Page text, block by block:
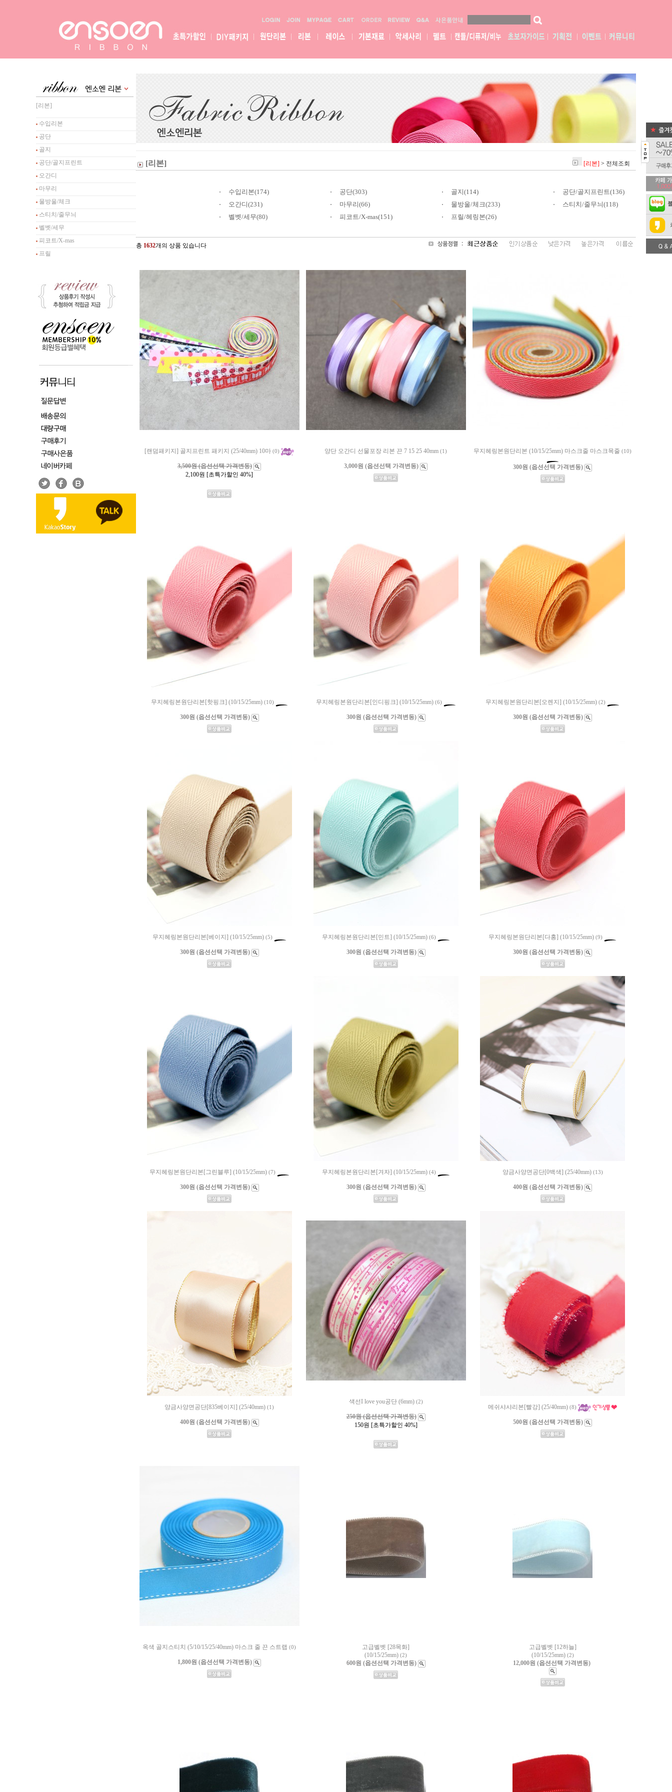
[리본]
수입리본
공단
골지
공단/골지프린트
오간디
마무리
물방울/체크
스티치/줄무늬
벨벳/세무
피코트/X-mas
프릴
[리본] [리본] > 전체조회
수입리본(174) 공단(303) 골지(114)
공단/골지프린트(136)
오간디(231)
마무리(66) 물방울/체크(233)
스티치/줄무늬(118)
벨벳/세무(80)
피코트/X-mas(151) 프릴/헤링본(26)
총 1632개의 상품 있습니다
[랜덤패키지] 골지프린트 패키지 (25/40mm) 10마 (0)
3,500원 (옵션선택 가격변동)
2,100원 [초특가할인 40%]
양단 오간디 선물포장 리본 끈 7 15 25 40mm (1)
3,000원 (옵션선택 가격변동)
무지헤링본원단리본 (10/15/25mm) 마스크줄 마스크목줄 (10)
300원 (옵션선택 가격변동)
무지헤링본원단리본[핫핑크] (10/15/25mm) (10)
300원 (옵션선택 가격변동)
무지헤링본원단리본[인디핑크] (10/15/25mm) (6)
300원 (옵션선택 가격변동)
무지헤링본원단리본[오렌지] (10/15/25mm) (2)
300원 (옵션선택 가격변동)
무지헤링본원단리본[베이지] (10/15/25mm) (5)
300원 (옵션선택 가격변동)
무지헤링본원단리본[민트] (10/15/25mm) (6)
300원 (옵션선택 가격변동)
무지헤링본원단리본[다홍] (10/15/25mm) (9)
300원 (옵션선택 가격변동)
무지헤링본원단리본[그린블루] (10/15/25mm) (7)
300원 (옵션선택 가격변동)
무지헤링본원단리본[겨자] (10/15/25mm) (4)
300원 (옵션선택 가격변동)
양금사양면공단[0백색] (25/40mm) (13)
400원 (옵션선택 가격변동)
양금사양면공단[835베이지] (25/40mm) (1)
400원 (옵션선택 가격변동)
색선I love you공단 (6mm) (2)
250원 (옵션선택 가격변동)
150원 [초특가할인 40%]
메쉬샤샤리본[빨강] (25/40mm) (8)
500원 (옵션선택 가격변동)
옥색 골지스티치 (5/10/15/25/40mm) 마스크 줄 끈 스트랩 (0)
1,800원 (옵션선택 가격변동)
고급벨벳 [28목화]
(10/15/25mm) (2)
600원 (옵션선택 가격변동)
고급벨벳 [12하늘]
(10/15/25mm) (2)
12,000원 (옵션선택 가격변동)